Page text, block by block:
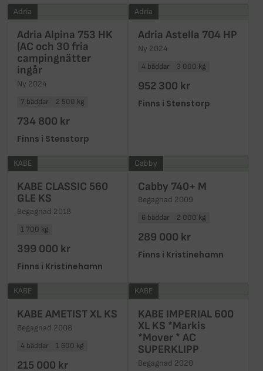
Adria
Adria Alpina 753 HK
(AC och 30 fria
campingnätter
ingår
Ny 2024
7 bäddar 2 500 kg
734 800 kr
Finns i Stenstorp
Adria
Adria Astella 704 HP
Ny 2024
4 bäddar 3 000 kg
952 300 kr
Finns i Stenstorp
KABE
KABE CLASSIC 560
GLE KS
Begagnad 2018
1 700 kg
399 000 kr
Finns i Kristinehamn
Cabby
Cabby 740+ M
Begagnad 2009
6 bäddar 2 000 kg
289 000 kr
Finns i Kristinehamn
KABE
KABE AMETIST XL KS
Begagnad 2008
4 bäddar 1 600 kg
215 000 kr
KABE
KABE IMPERIAL 600
XL KS *Markis
*Mover * AC
SUPERKLIPP
Begagnad 2020